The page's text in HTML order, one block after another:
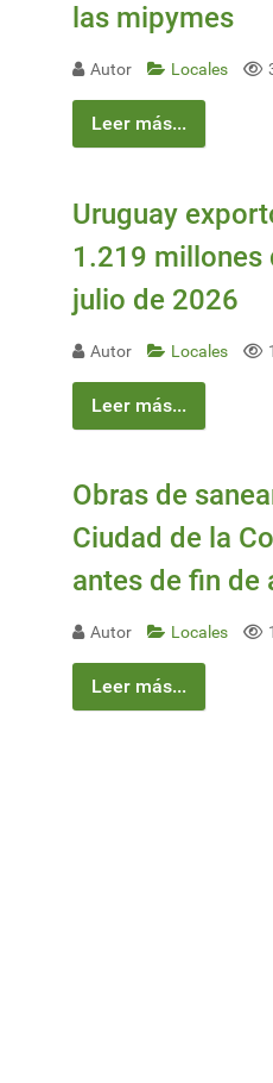
las mipymes
Autor Locales
Leer más...
Uruguay
1.219 millones
julio de 2026
Autor Locales
Leer más...
Obras de
Ciudad de la
antes de fin de
Autor Locales
Leer más...